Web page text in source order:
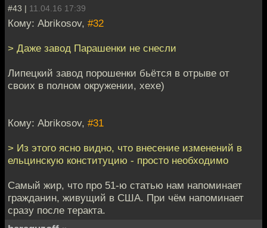
#43 | 11.04.16 17:39
Кому: Abrikosov, #32
> Даже завод Парашенки не снесли
Липецкий завод порошенки бьётся в отрыве от
своих в полном окружении, хехе)
Кому: Abrikosov, #31
> Из этого ясно видно, что внесение изменений в
ельцинскую конституцию - просто необходимо
Самый жир, что про 51-ю статью нам напоминает
гражданин, живущий в США. При чём напоминает
сразу после теракта.